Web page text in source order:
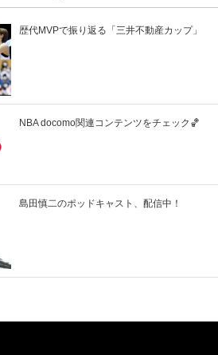
歴代MVPで振り返る「三井不動産カップ」
NBA docomo関連コンテンツをチェック🏀
島田慎二のポッドキャスト、配信中！